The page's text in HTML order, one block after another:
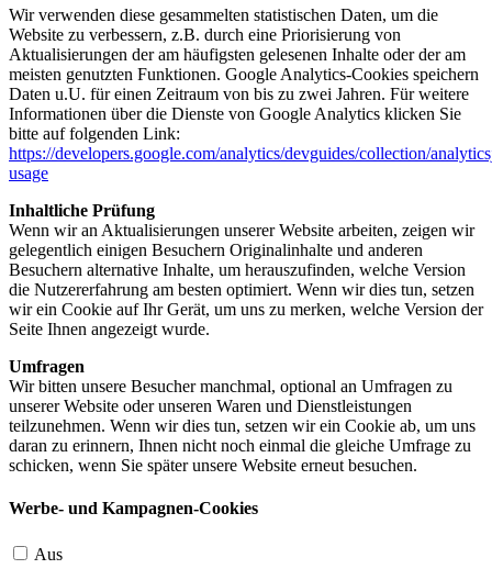
Wir verwenden diese gesammelten statistischen Daten, um die
Website zu verbessern, z.B. durch eine Priorisierung von
Aktualisierungen der am häufigsten gelesenen Inhalte oder der am
meisten genutzten Funktionen. Google Analytics-Cookies speichern
Daten u.U. für einen Zeitraum von bis zu zwei Jahren. Für weitere
Informationen über die Dienste von Google Analytics klicken Sie
bitte auf folgenden Link:
https://developers.google.com/analytics/devguides/collection/
usage
Inhaltliche Prüfung
Wenn wir an Aktualisierungen unserer Website arbeiten, zeigen wir
gelegentlich einigen Besuchern Originalinhalte und anderen
Besuchern alternative Inhalte, um herauszufinden, welche Version
die Nutzererfahrung am besten optimiert. Wenn wir dies tun, setzen
wir ein Cookie auf Ihr Gerät, um uns zu merken, welche Version der
Seite Ihnen angezeigt wurde.
Umfragen
Wir bitten unsere Besucher manchmal, optional an Umfragen zu
unserer Website oder unseren Waren und Dienstleistungen
teilzunehmen. Wenn wir dies tun, setzen wir ein Cookie ab, um uns
daran zu erinnern, Ihnen nicht noch einmal die gleiche Umfrage zu
schicken, wenn Sie später unsere Website erneut besuchen.
Werbe- und Kampagnen-Cookies
Aus